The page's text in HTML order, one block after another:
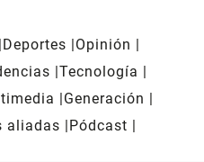
Deportes
Opinión
Tecnología
Generación
aliadas
Pódcast